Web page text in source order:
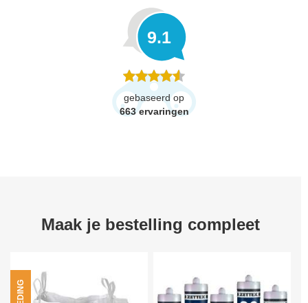
9.1
gebaseerd op
663 ervaringen
Maak je bestelling compleet